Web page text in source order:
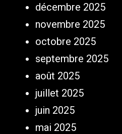
décembre 2025
novembre 2025
octobre 2025
septembre 2025
août 2025
juillet 2025
juin 2025
mai 2025